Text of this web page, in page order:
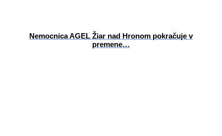
Nemocnica AGEL Žiar nad Hronom pokračuje v
premene…